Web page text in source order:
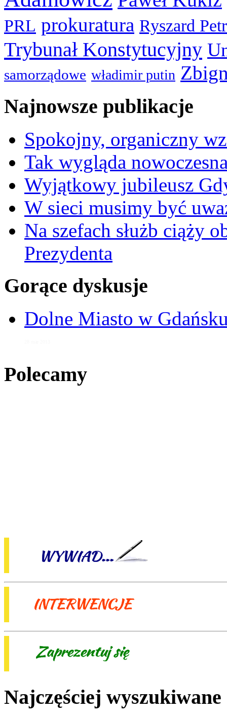
PRL prokuratura Ryszard
Trybunał Konstytucyjny
samorządowe władimir putin
Najnowsze publikacje
Spokojny, organiczny
Tak wygląda
Wyjątkowy jubileusz
W sieci musimy być
Na szefach służb ciąży
Prezydenta
Gorące dyskusje
Dolne Miasto w
Polecamy
Najczęściej wyszukiwane